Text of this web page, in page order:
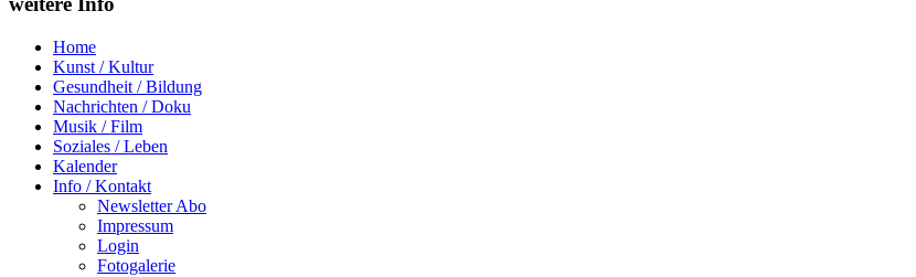
Home
Kunst / Kultur
Gesundheit / Bildung
Nachrichten / Doku
Musik / Film
Soziales / Leben
Kalender
Info / Kontakt
Newsletter Abo
Impressum
Login
Fotogalerie